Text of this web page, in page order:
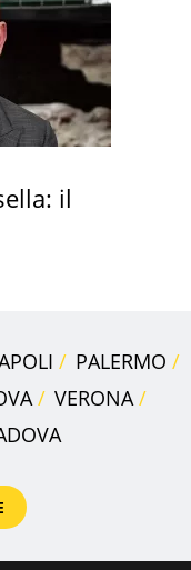
il
PALERMO
VERONA